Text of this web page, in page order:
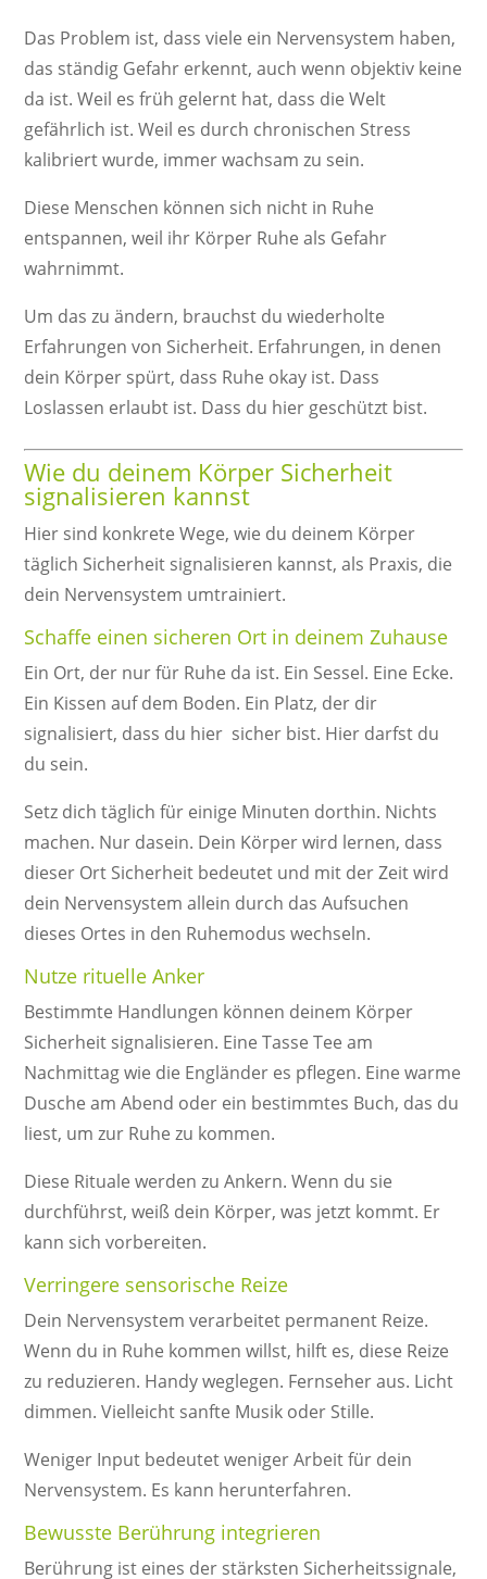
Das Problem ist, dass viele ein Nervensystem haben,
das ständig Gefahr erkennt, auch wenn objektiv keine
da ist. Weil es früh gelernt hat, dass die Welt
gefährlich ist. Weil es durch chronischen Stress
kalibriert wurde, immer wachsam zu sein.
Diese Menschen können sich nicht in Ruhe
entspannen, weil ihr Körper Ruhe als Gefahr
wahrnimmt.
Um das zu ändern, brauchst du wiederholte
Erfahrungen von Sicherheit. Erfahrungen, in denen
dein Körper spürt, dass Ruhe okay ist. Dass
Loslassen erlaubt ist. Dass du hier geschützt bist.
Wie du deinem Körper Sicherheit
signalisieren kannst
Hier sind konkrete Wege, wie du deinem Körper
täglich Sicherheit signalisieren kannst, als Praxis, die
dein Nervensystem umtrainiert.
Schaffe einen sicheren Ort in deinem Zuhause
Ein Ort, der nur für Ruhe da ist. Ein Sessel. Eine Ecke.
Ein Kissen auf dem Boden. Ein Platz, der dir
signalisiert, dass du hier sicher bist. Hier darfst du
du sein.
Setz dich täglich für einige Minuten dorthin. Nichts
machen. Nur dasein. Dein Körper wird lernen, dass
dieser Ort Sicherheit bedeutet und mit der Zeit wird
dein Nervensystem allein durch das Aufsuchen
dieses Ortes in den Ruhemodus wechseln.
Nutze rituelle Anker
Bestimmte Handlungen können deinem Körper
Sicherheit signalisieren. Eine Tasse Tee am
Nachmittag wie die Engländer es pflegen. Eine warme
Dusche am Abend oder ein bestimmtes Buch, das du
liest, um zur Ruhe zu kommen.
Diese Rituale werden zu Ankern. Wenn du sie
durchführst, weiß dein Körper, was jetzt kommt. Er
kann sich vorbereiten.
Verringere sensorische Reize
Dein Nervensystem verarbeitet permanent Reize.
Wenn du in Ruhe kommen willst, hilft es, diese Reize
zu reduzieren. Handy weglegen. Fernseher aus. Licht
dimmen. Vielleicht sanfte Musik oder Stille.
Weniger Input bedeutet weniger Arbeit für dein
Nervensystem. Es kann herunterfahren.
Bewusste Berührung integrieren
Berührung ist eines der stärksten Sicherheitssignale,